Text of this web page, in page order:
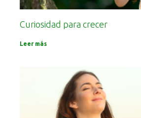
Curiosidad para crecer
Leer más